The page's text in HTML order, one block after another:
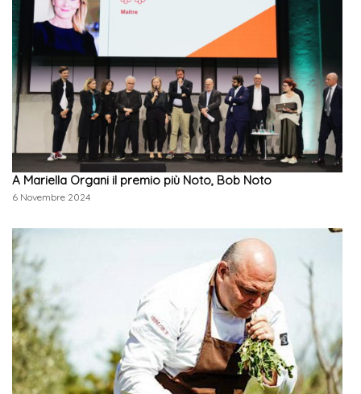
A Mariella Organi il premio più Noto, Bob Noto
6 Novembre 2024